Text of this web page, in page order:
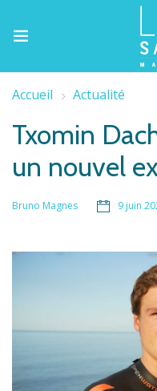
Accueil Actualité
Txomin
un nouvel
Bruno Magnes 9 juin